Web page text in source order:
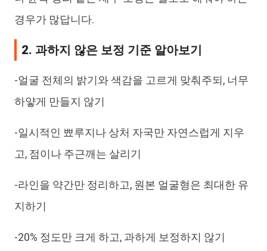
경우가 많답니다.
2. 과하지 않은 보정 기준 알아보기
-얼굴 전체의 밝기와 색감을 고르게 맞춰주되, 너무
하얗게 만들지 않기
-일시적인 뾰루지나 상처 자국만 자연스럽게 지우
고, 점이나 주근깨는 살리기
-라인을 약간만 정리하고, 원본 얼굴형은 최대한 유
지하기
-20% 정도만 크게 하고, 과하게 보정하지 않기